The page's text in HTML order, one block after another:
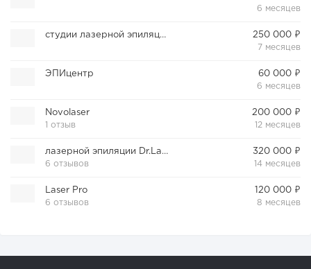
6 месяцев
студии лазерной эпиляции Ничего Лишнего
250 000 ₽
7 месяцев
ЭПИцентр
60 000 ₽
6 месяцев
Novolaser
1 отзыв
200 000 ₽
12 месяцев
лазерной эпиляции Dr.Laser
6 отзывов
320 000 ₽
14 месяцев
Laser Pro
6 отзывов
120 000 ₽
8 месяцев